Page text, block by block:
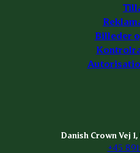
Billeder
Danish Crown Vej
+45